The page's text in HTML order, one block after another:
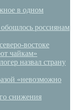
в одном
россиянам
востоке
чайкам»
назвал страну
«невозможно
снижения